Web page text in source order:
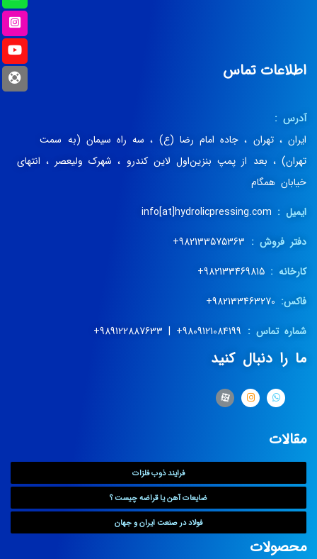
اطلاعات تماس
آدرس :
ایران ، تهران ، جاده امام رضا (ع) ، سه راه سیمان (به سمت
تهران) ، بعد از پمپ بنزین‌اول لاین کندرو ، شهرک ولیعصر ، انتهای
خیابان همگام
ایمیل :
دفتر فروش :
کارخانه : 982133469815+
فاکس:
شماره تماس :
ما را دنبال کنید
مقالات
فرایند ذوب فلزات
ضایعات آهن یا قراضه چیست ؟
فولاد در صنعت ایران و جهان
محصولات